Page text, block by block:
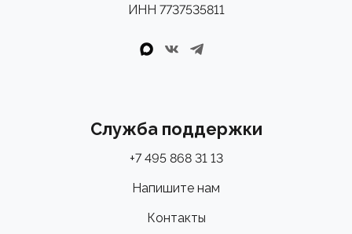
ИНН 7737535811
Служба поддержки
+7 495 868 31 13
Напишите нам
Контакты